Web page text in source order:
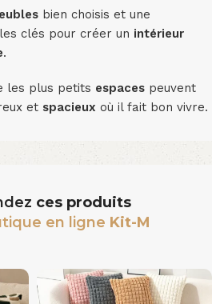
bien choisis et une
clés pour créer un intérieur
.
les plus petits espaces peuvent
et spacieux où il fait bon vivre.
ces produits
en ligne Kit-M